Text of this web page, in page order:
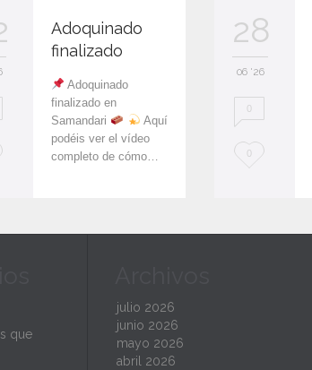
Adoquinado
finalizado
Adoquinado
finalizado en
Samandari
Aquí
podéis ver el vídeo
completo de cómo…
28
06 '26
0
L0
que
julio 2026
junio 2026
mayo 2026
abril 2026